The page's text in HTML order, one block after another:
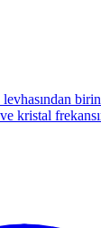
kristal